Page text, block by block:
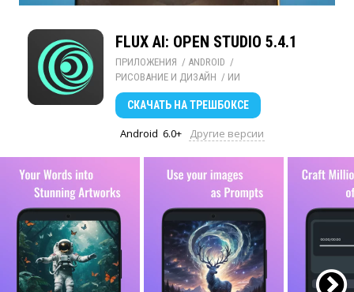
FLUX AI: OPEN STUDIO 5.4.1
ПРИЛОЖЕНИЯ / ANDROID /
РИСОВАНИЕ И ДИЗАЙН / ИИ
СКАЧАТЬ НА ТРЕШБОКСЕ
Android 6.0+ Другие версии